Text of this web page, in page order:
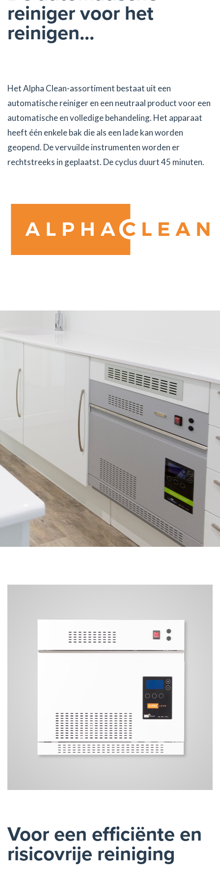
reiniger voor het
reinigen...
Het Alpha Clean-assortiment bestaat uit een
automatische reiniger en een neutraal product voor een
automatische en volledige behandeling. Het apparaat
heeft één enkele bak die als een lade kan worden
geopend. De vervuilde instrumenten worden er
rechtstreeks in geplaatst. De cyclus duurt 45 minuten.
Voor een efficiënte en
risicovrije reiniging